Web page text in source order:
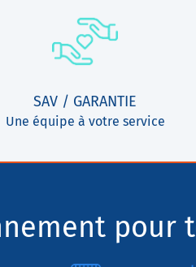
SAV / GARANTIE
Une équipe à votre service
pour